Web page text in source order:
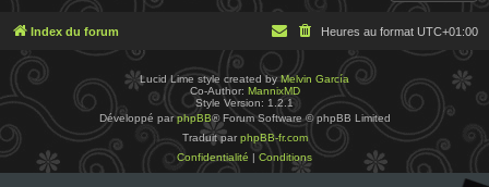
Index du forum Heures au format UTC+01:00
Lucid Lime style created byMelvin García
Co-Author: MannixMD
Style Version: 1.2.1
Développé parphpBB® Forum Software © phpBB Limited
Traduit par phpBB-fr.com
Confidentialité | Conditions